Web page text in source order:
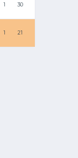
1 30
1 21